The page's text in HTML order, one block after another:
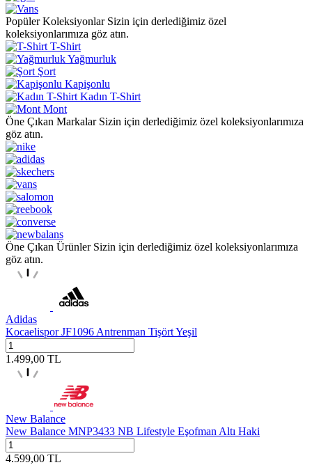
Popüler Koleksiyonlar Sizin için derlediğimiz özel
koleksiyonlarımıza göz atın.
T-Shirt
Yağmurluk
Şort
Kapişonlu
Kadın T-Shirt
Mont
Öne Çıkan Markalar Sizin için derlediğimiz özel koleksiyonlarımıza
göz atın.
Öne Çıkan Ürünler Sizin için derlediğimiz özel koleksiyonlarımıza
göz atın.
Adidas
Kocaelispor JF1096 Antrenman Tişört Yeşil
1.499,00 TL
New Balance
New Balance MNP3433 NB Lifestyle Eşofman Altı Haki
4.599,00 TL